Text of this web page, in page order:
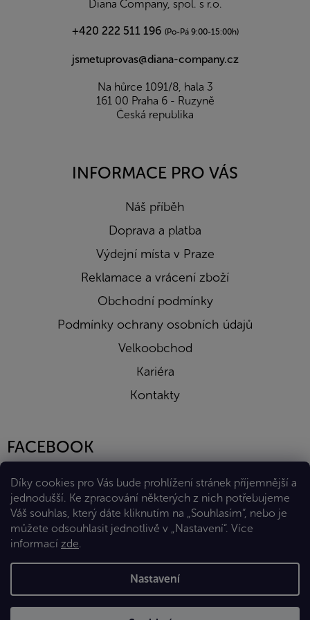
Díky cookies pro Vás bude prohlížení stránek příjemnější a
jednodušší. Ke zpracování některých z nich potřebujeme
Váš souhlas, který dáte kliknutím na „Souhlasím“, nebo je
můžete odsouhlasit jednotlivě v „Nastavení“. Více
informací zde.
Nastavení
Diana Company, spol. s r.o.
+420 222 511 196 (Po-Pá 9:00-15:00h)
jsmetuprovas@diana-company.cz
Na hůrce 1091/8, hala 3
161 00 Praha 6 - Ruzyně
Česká republika
INFORMACE PRO VÁS
Náš příběh
Doprava a platba
Výdejní místa v Praze
Reklamace a vrácení zboží
Obchodní podmínky
Podmínky ochrany osobních údajů
Velkoobchod
Kariéra
Kontakty
FACEBOOK
Vytvořil Shoptet Premium
Copyright 2026Eshop Diana Company, spol. s r.o.. Všechna